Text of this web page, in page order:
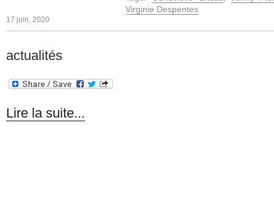
Virginie Despentes
17 juin, 2020
actualités
Lire la suite...